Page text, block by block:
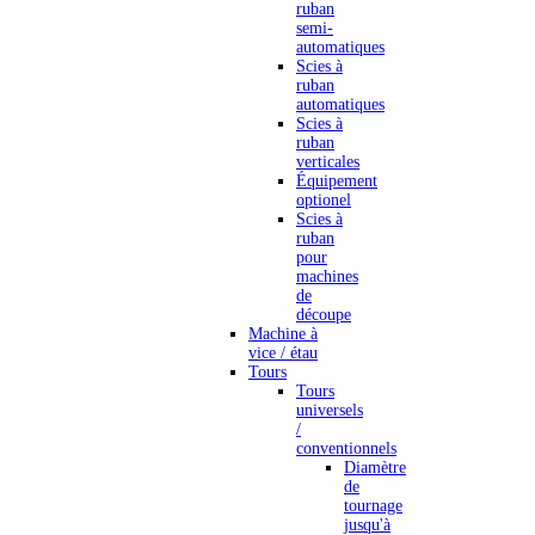
ruban
semi-
automatiques
Scies à
ruban
automatiques
Scies à
ruban
verticales
Équipement
optionel
Scies à
ruban
pour
machines
de
découpe
Machine à
vice / étau
Tours
Tours
universels
/
conventionnels
Diamètre
de
tournage
jusqu'à